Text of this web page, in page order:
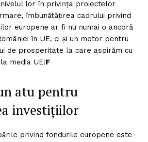
lor în privința proiectelor
îmbunătățirea cadrului privind
europene ar fi nu numai o ancoră
în UE, ci și un motor pentru
de prosperitate la care aspirăm cu
media UE!F
atu pentru
investițiilor
privind fondurile europene este